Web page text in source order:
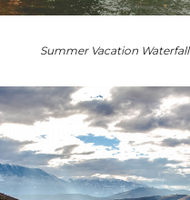
Summer Vacation Waterfall